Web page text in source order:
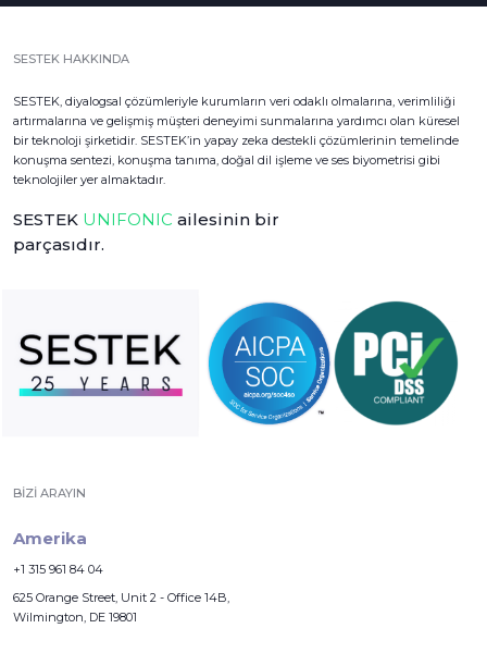
SESTEK HAKKINDA
SESTEK, diyalogsal çözümleriyle kurumların veri odaklı olmalarına, verimliliği
artırmalarına ve gelişmiş müşteri deneyimi sunmalarına yardımcı olan küresel
bir teknoloji şirketidir. SESTEK’in yapay zeka destekli çözümlerinin temelinde
konuşma sentezi, konuşma tanıma, doğal dil işleme ve ses biyometrisi gibi
teknolojiler yer almaktadır.
SESTEK UNIFONIC ailesinin bir
parçasıdır.
BIZI ARAYIN
Amerika
+1 315 961 84 04
625 Orange Street, Unit 2 - Office 14B,
Wilmington, DE 19801